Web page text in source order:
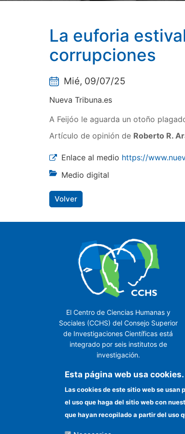
La euforia
corrupciones
Mié, 09/07/25
Nueva Tribuna.es
A Feijóo le aguarda un otoño
Artículo de opinión de Roberto R.
Enlace al medio https://
Medio digital
Volver
El Centro de Ciencias Humanas y
Sociales (CCHS) del Consejo Superior
de Investigaciones Científicas está
integrado por seis institutos de
investigación.
Esta página web usa cookies.
Las cookies de este sitio web se
el uso que haga del sitio web con
que hayan recopilado a partir del uso